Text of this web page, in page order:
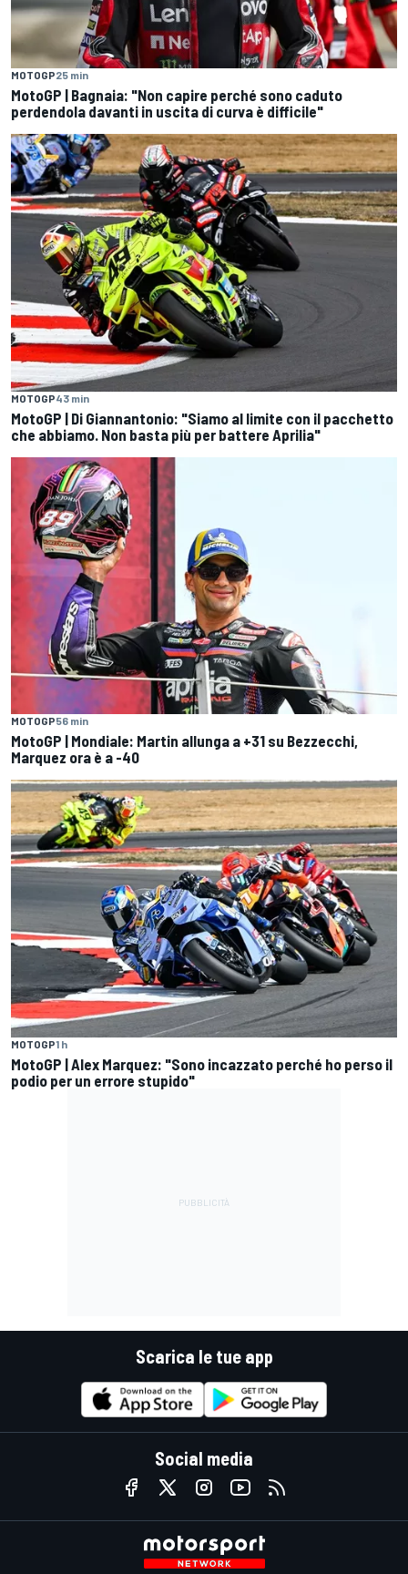
MOTOGP25 min
MotoGP | Bagnaia: "Non capire perché sono caduto
perdendola davanti in uscita di curva è difficile"
MOTOGP43 min
MotoGP | Di Giannantonio: "Siamo al limite con il pacchetto
che abbiamo. Non basta più per battere Aprilia"
MOTOGP56 min
MotoGP | Mondiale: Martin allunga a +31 su Bezzecchi,
Marquez ora è a -40
MOTOGP1 h
MotoGP | Alex Marquez: "Sono incazzato perché ho perso il
podio per un errore stupido"
Scarica le tue app
Social media